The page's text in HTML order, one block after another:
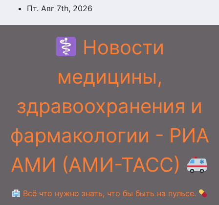
ПерейтиПт. Авг 7th, 2026
Новости
медицины,
здравоохранения и
фармакологии - РИА
АМИ (АМИ-ТАСС)
Всё что нужно знать, что бы быть на пульсе.